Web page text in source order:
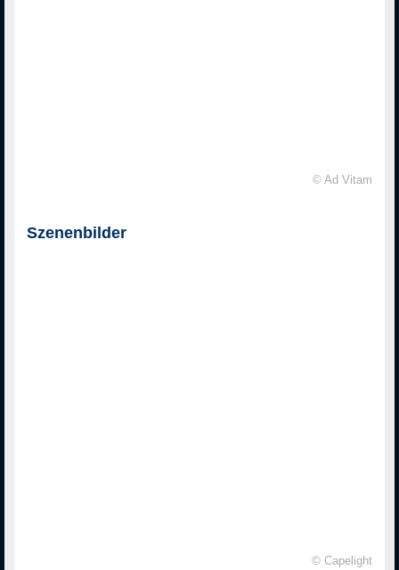
© Ad Vitam
Szenenbilder
© Capelight